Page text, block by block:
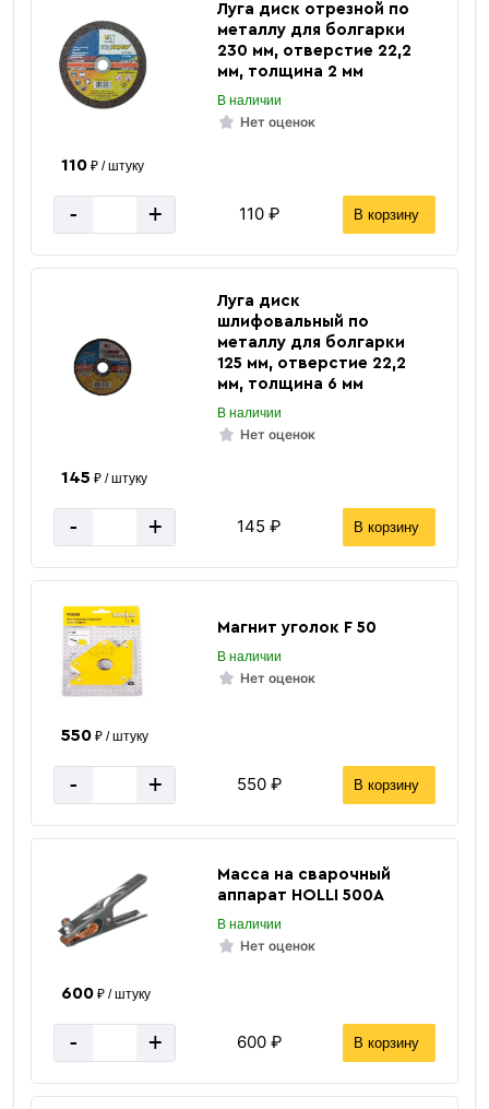
Луга диск отрезной по
металлу для болгарки
230 мм, отверстие 22,2
мм, толщина 2 мм
В наличии
Нет оценок
110₽ / штуку
- + 110 ₽ В корзину
Луга диск
шлифовальный по
металлу для болгарки
125 мм, отверстие 22,2
мм, толщина 6 мм
В наличии
Нет оценок
145 ₽ / штуку
- + 145 ₽ В корзину
Магнит уголок F 50
В наличии
Нет оценок
550₽ / штуку
- + 550 ₽ В корзину
Масса на сварочный
аппарат HOLLI 500А
В наличии
Нет оценок
600₽ / штуку
- + 600 ₽ В корзину
Серебряный
Покрытие Оцинкованная
Размер
Цена указана
Вес 1 метра 3.99 кг
Вес погонного метра, тн 0.00399 тн
Количество штук в 1 тонне ≈ 42 шт
Вес одной штуки (6 м) кг 23.94 кг